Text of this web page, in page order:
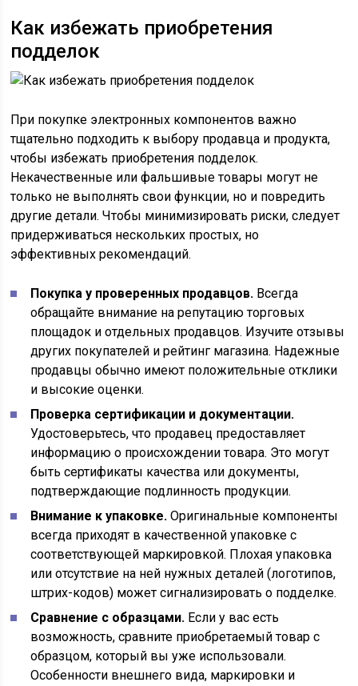
Как избежать приобретения
подделок
При покупке электронных компонентов важно
тщательно подходить к выбору продавца и продукта,
чтобы избежать приобретения подделок.
Некачественные или фальшивые товары могут не
только не выполнять свои функции, но и повредить
другие детали. Чтобы минимизировать риски, следует
придерживаться нескольких простых, но
эффективных рекомендаций.
Покупка у проверенных продавцов. Всегда
обращайте внимание на репутацию торговых
площадок и отдельных продавцов. Изучите отзывы
других покупателей и рейтинг магазина. Надежные
продавцы обычно имеют положительные отклики
и высокие оценки.
Проверка сертификации и документации.
Удостоверьтесь, что продавец предоставляет
информацию о происхождении товара. Это могут
быть сертификаты качества или документы,
подтверждающие подлинность продукции.
Внимание к упаковке. Оригинальные компоненты
всегда приходят в качественной упаковке с
соответствующей маркировкой. Плохая упаковка
или отсутствие на ней нужных деталей (логотипов,
штрих-кодов) может сигнализировать о подделке.
Сравнение с образцами. Если у вас есть
возможность, сравните приобретаемый товар с
образцом, который вы уже использовали.
Особенности внешнего вида, маркировки и